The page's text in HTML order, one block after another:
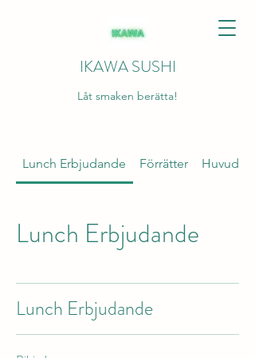
IKAWA SUSHI
Låt smaken berätta!
Lunch Erbjudande Förrätter
Lunch Erbjudande
Lunch Erbjudande